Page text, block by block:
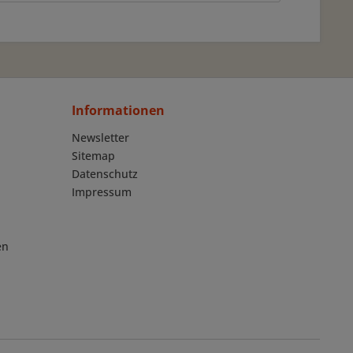
Informationen
Newsletter
Sitemap
Datenschutz
Impressum